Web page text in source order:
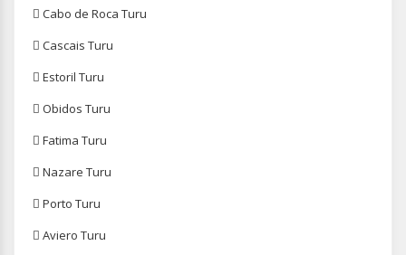
 Cabo de Roca Turu
 Cascais Turu
 Estoril Turu
 Obidos Turu
 Fatima Turu
 Nazare Turu
 Porto Turu
 Aviero Turu